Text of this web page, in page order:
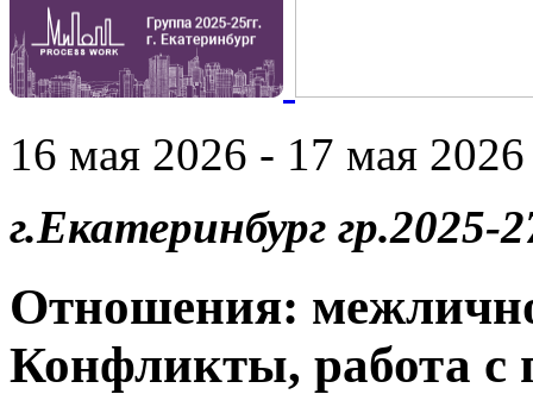
16 мая 2026 - 17 мая 2026
г.Екатеринбург гр.2025-
Отношения:
Конфликты, работа с